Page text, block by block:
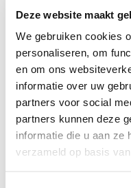
Deze website maakt
We gebruiken cookies
personaliseren, om
en om ons
informatie over uw
partners voor social
partners kunnen deze
informatie die u aan ze
verzameld op basis
Need help?We're
info@bruut.nl
About this product
Shipment and returns